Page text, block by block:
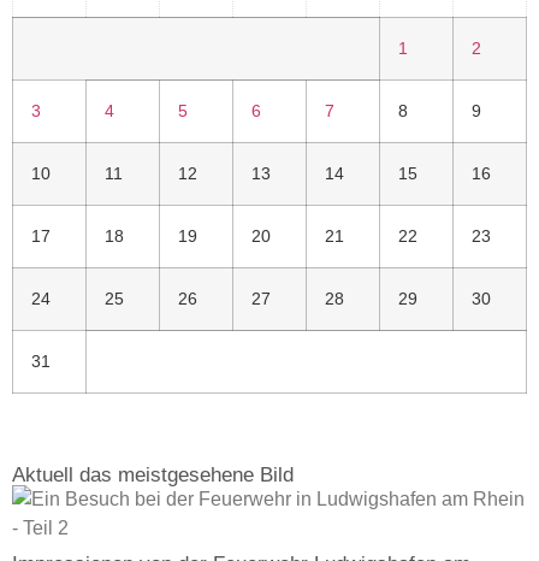
1 2
3 4 5 6 7 8 9
10 11 12 13 14 15 16
17 18 19 20 21 22 23
24 25 26 27 28 29 30
31
Aktuell das meistgesehene Bild